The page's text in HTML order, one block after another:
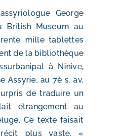
George
British Museum au
mille tablettes
de la bibliothèque
à Ninive,
Assyrie, au 7è s. av.
de traduire un
étrangement au
Ce texte faisait
plus vaste, «